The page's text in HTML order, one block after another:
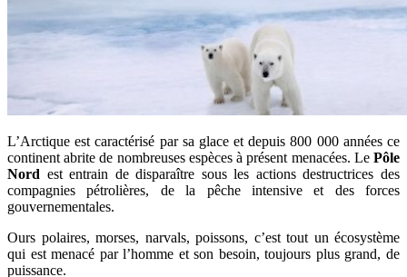
L’Arctique est caractérisé par sa glace et depuis 800 000 années ce
continent abrite de nombreuses espèces à présent menacées. Le Pôle
Nord est entrain de disparaître sous les actions destructrices des
compagnies pétrolières, de la pêche intensive et des forces
gouvernementales.
Ours polaires, morses, narvals, poissons, c’est tout un écosystème
qui est menacé par l’homme et son besoin, toujours plus grand, de
puissance.